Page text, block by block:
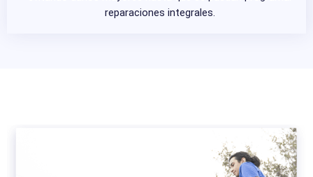
reparaciones integrales.